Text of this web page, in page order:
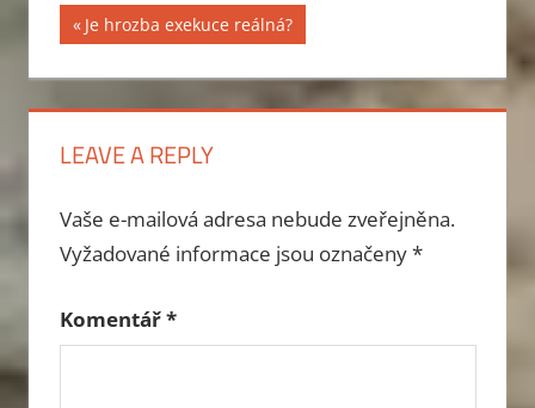
Navigace
pro
příspěvek
Previous
Je hrozba exekuce reálná?
LEAVE A REPLY
Vaše e-mailová adresa nebude zveřejněna.
Vyžadované informace jsou označeny*
Komentář*